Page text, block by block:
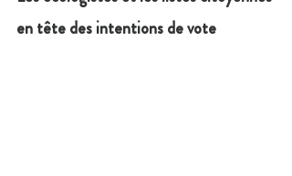
en tête des intentions de vote